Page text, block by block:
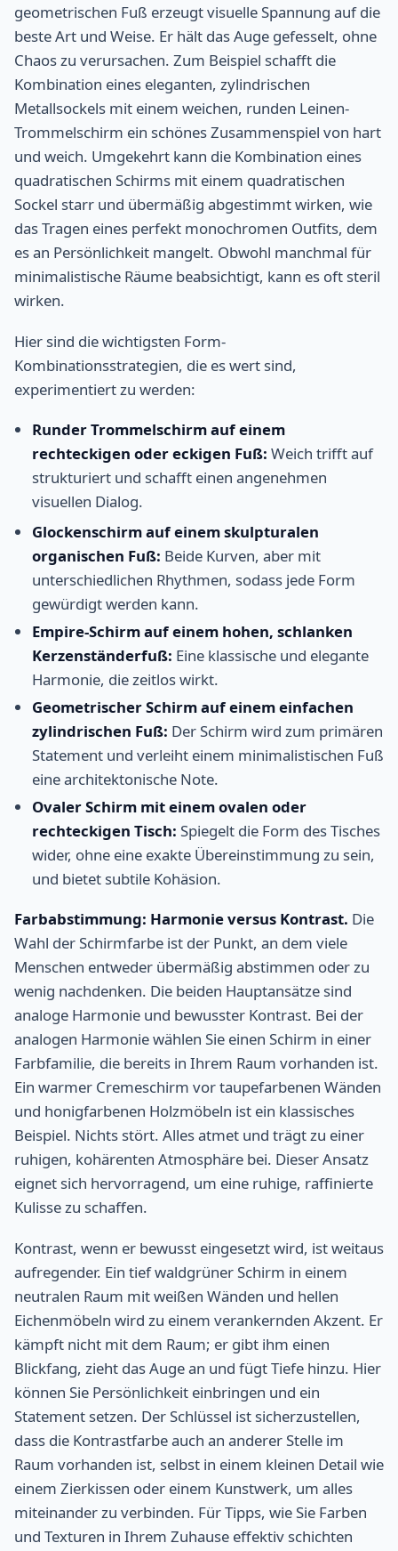
geometrischen Fuß erzeugt visuelle Spannung auf die
beste Art und Weise. Er hält das Auge gefesselt, ohne
Chaos zu verursachen. Zum Beispiel schafft die
Kombination eines eleganten, zylindrischen
Metallsockels mit einem weichen, runden Leinen-
Trommelschirm ein schönes Zusammenspiel von hart
und weich. Umgekehrt kann die Kombination eines
quadratischen Schirms mit einem quadratischen
Sockel starr und übermäßig abgestimmt wirken, wie
das Tragen eines perfekt monochromen Outfits, dem
es an Persönlichkeit mangelt. Obwohl manchmal für
minimalistische Räume beabsichtigt, kann es oft steril
wirken.
Hier sind die wichtigsten Form-
Kombinationsstrategien, die es wert sind,
experimentiert zu werden:
Runder Trommelschirm auf einem
rechteckigen oder eckigen Fuß: Weich trifft auf
strukturiert und schafft einen angenehmen
visuellen Dialog.
Glockenschirm auf einem skulpturalen
organischen Fuß: Beide Kurven, aber mit
unterschiedlichen Rhythmen, sodass jede Form
gewürdigt werden kann.
Empire-Schirm auf einem hohen, schlanken
Kerzenständerfuß: Eine klassische und elegante
Harmonie, die zeitlos wirkt.
Geometrischer Schirm auf einem einfachen
zylindrischen Fuß: Der Schirm wird zum primären
Statement und verleiht einem minimalistischen Fuß
eine architektonische Note.
Ovaler Schirm mit einem ovalen oder
rechteckigen Tisch: Spiegelt die Form des Tisches
wider, ohne eine exakte Übereinstimmung zu sein,
und bietet subtile Kohäsion.
Farbabstimmung: Harmonie versus Kontrast. Die
Wahl der Schirmfarbe ist der Punkt, an dem viele
Menschen entweder übermäßig abstimmen oder zu
wenig nachdenken. Die beiden Hauptansätze sind
analoge Harmonie und bewusster Kontrast. Bei der
analogen Harmonie wählen Sie einen Schirm in einer
Farbfamilie, die bereits in Ihrem Raum vorhanden ist.
Ein warmer Cremeschirm vor taupefarbenen Wänden
und honigfarbenen Holzmöbeln ist ein klassisches
Beispiel. Nichts stört. Alles atmet und trägt zu einer
ruhigen, kohärenten Atmosphäre bei. Dieser Ansatz
eignet sich hervorragend, um eine ruhige, raffinierte
Kulisse zu schaffen.
Kontrast, wenn er bewusst eingesetzt wird, ist weitaus
aufregender. Ein tief waldgrüner Schirm in einem
neutralen Raum mit weißen Wänden und hellen
Eichenmöbeln wird zu einem verankernden Akzent. Er
kämpft nicht mit dem Raum; er gibt ihm einen
Blickfang, zieht das Auge an und fügt Tiefe hinzu. Hier
können Sie Persönlichkeit einbringen und ein
Statement setzen. Der Schlüssel ist sicherzustellen,
dass die Kontrastfarbe auch an anderer Stelle im
Raum vorhanden ist, selbst in einem kleinen Detail wie
einem Zierkissen oder einem Kunstwerk, um alles
miteinander zu verbinden. Für Tipps, wie Sie Farben
und Texturen in Ihrem Zuhause effektiv schichten